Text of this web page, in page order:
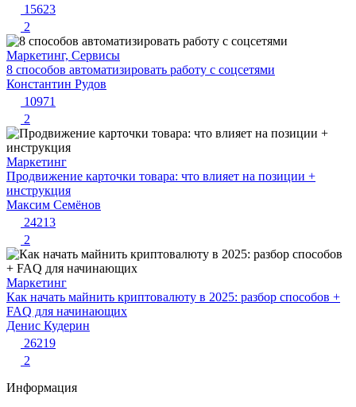
15623
2
Маркетинг, Сервисы
8 способов автоматизировать работу с соцсетями
Константин Рудов
10971
2
Маркетинг
Продвижение карточки товара: что влияет на позиции +
инструкция
Максим Семёнов
24213
2
Маркетинг
Как начать майнить криптовалюту в 2025: разбор способов +
FAQ для начинающих
Денис Кудерин
26219
2
Информация